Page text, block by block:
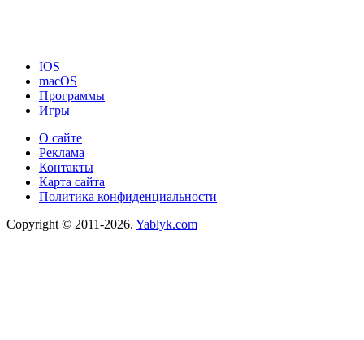
IOS
macOS
Программы
Игры
О сайте
Реклама
Контакты
Карта сайта
Политика конфиденциальности
Copyright © 2011-2026. Yablyk.сom